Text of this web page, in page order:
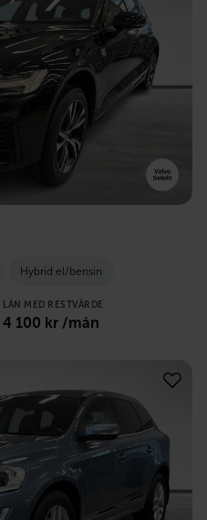
Hybrid el/bensin
LÅN MED RESTVÄRDE
4 100 kr /mån